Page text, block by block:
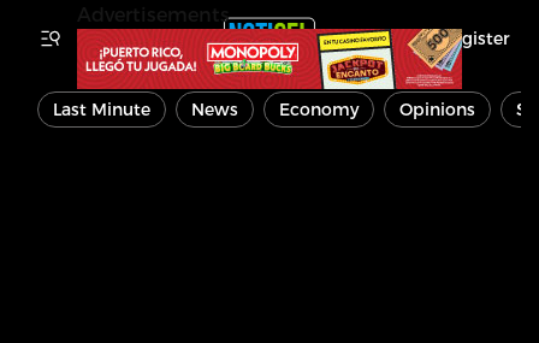
Register
Last Minute News Economy Opinions
Advertisements